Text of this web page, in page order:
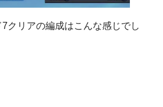
クリアの編成はこんな感じでし